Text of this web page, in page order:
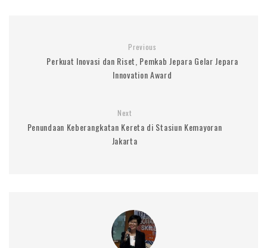
Previous
Perkuat Inovasi dan Riset, Pemkab Jepara Gelar Jepara
Innovation Award
Next
Penundaan Keberangkatan Kereta di Stasiun Kemayoran
Jakarta